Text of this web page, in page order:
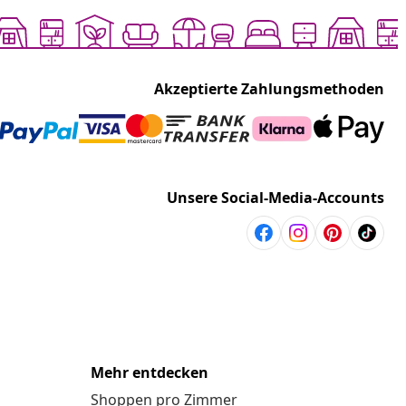
Akzeptierte Zahlungsmethoden
Unsere Social-Media-Accounts
Mehr entdecken
Shoppen pro Zimmer